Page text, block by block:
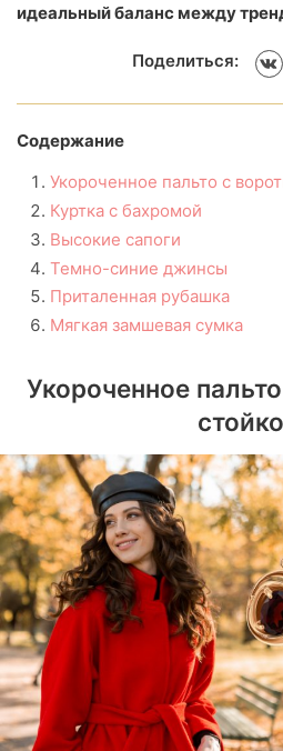
идеальный баланс между
Поделиться:
Содержание
Укороченное пальто с
Куртка с бахромой
Высокие сапоги
Темно-синие джинсы
Приталенная рубашка
Мягкая замшевая сумка
Укороченное